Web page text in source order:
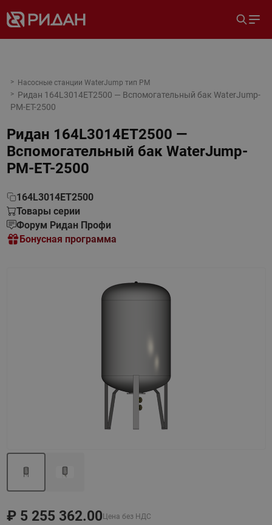
Насосные станции WaterJump тип PM
Ридан 164L3014ET2500 — Вспомогательный бак WaterJump-
PM-ET-2500
Ридан 164L3014ET2500 —
Вспомогательный бак WaterJump-
PM-ET-2500
164L3014ET2500
Товары серии
Форум Ридан Профи
Бонусная программа
₽ 5 255 362.00 Цена без НДС